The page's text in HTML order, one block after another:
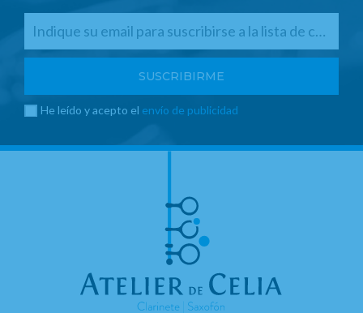
He leído y acepto el envío de publicidad